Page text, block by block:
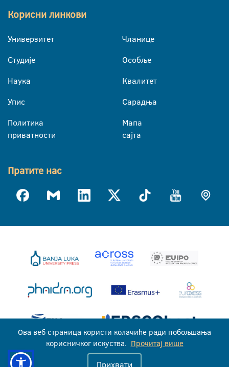
Корисни линкови
Универзитет
Студије
Наука
Упис
Политика
приватности
Чланице
Особље
Квалитет
Сарадња
Мапа
сајта
Пратите нас
Ова веб страница користи колачиће ради побољшања
корисничког искуства. Прочитај више
Прихвати